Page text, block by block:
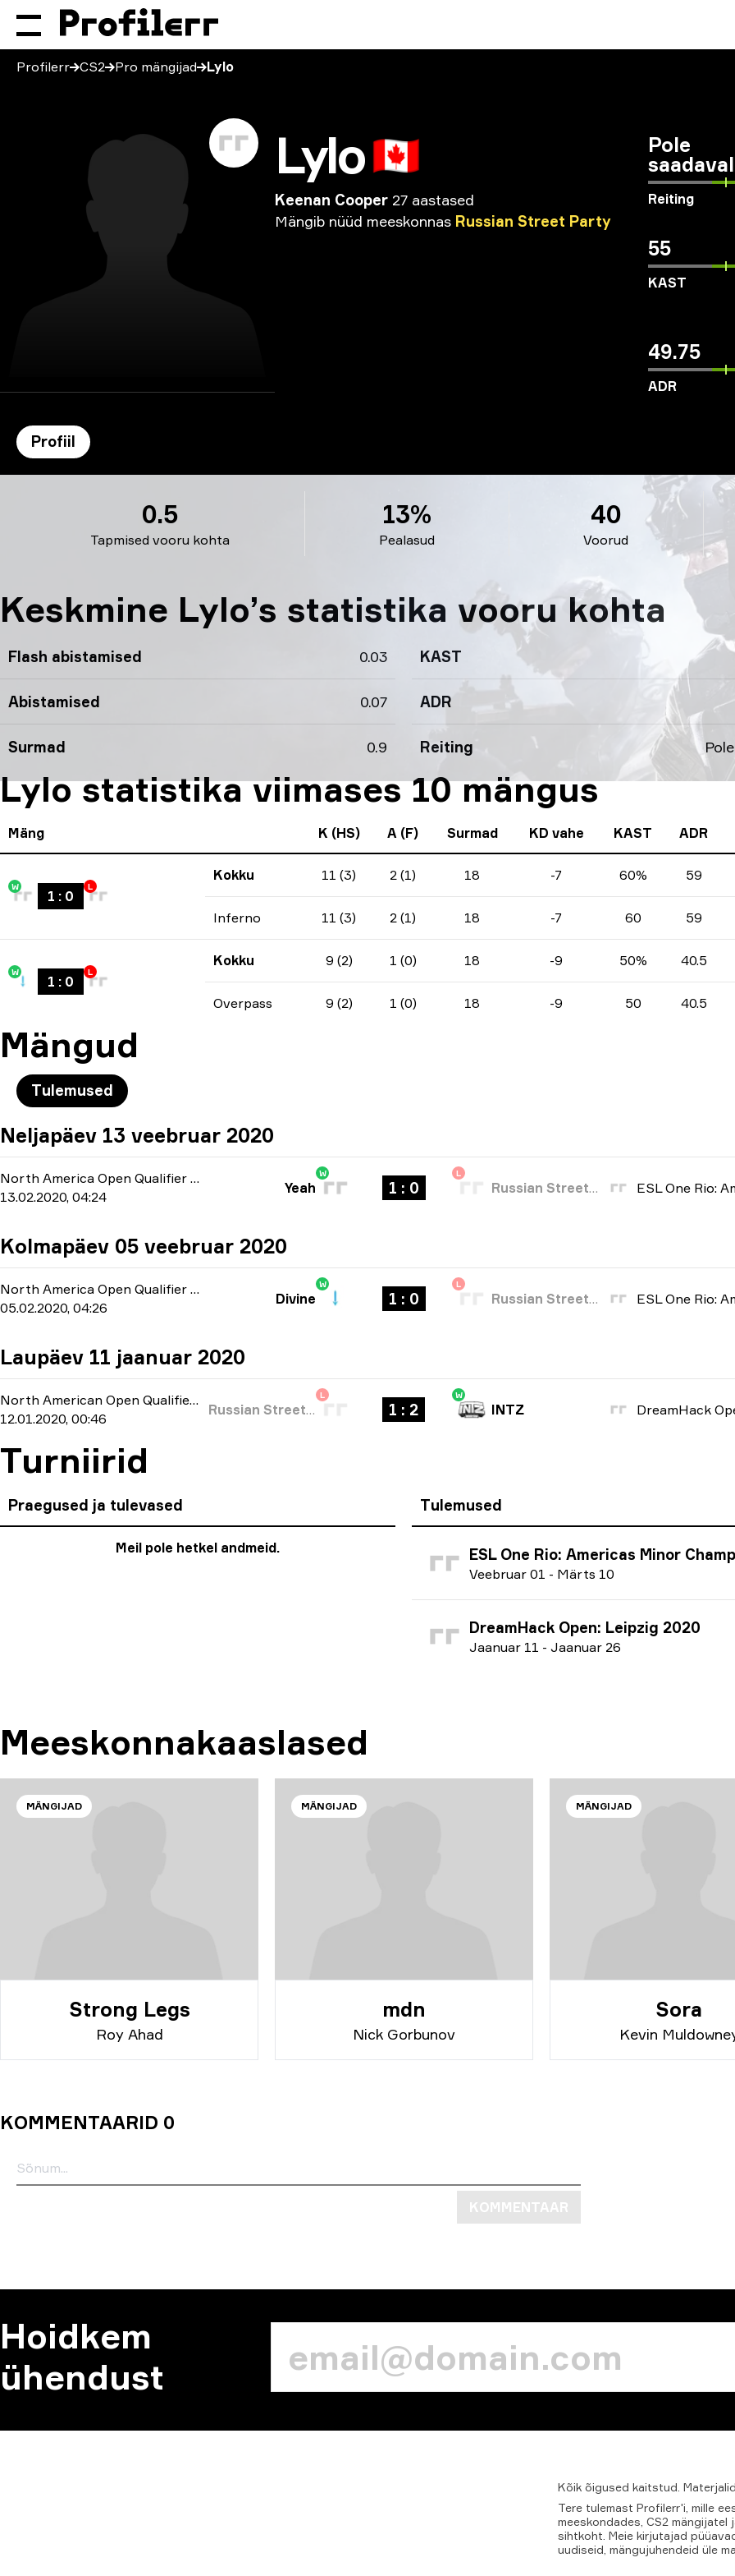
Profilerr CS2 Pro mängijad Lylo
Lylo 🇨🇦
Keenan Cooper 27 aastased
Mängib nüüd meeskonnas Russian Street Party
Pole
saadaval
Reiting
55
KAST
49.75
ADR
Profiil
Tapmised vooru kohta
0.5
Pealasud
13%
Voorud
40
Keskmine Lylo’s statistika vooru kohta
Flash abistamised 0.03 KAST
Abistamised 0.07 ADR
Surmad 0.9 Reiting
Lylo statistika viimases 10 mängus
Mäng K (HS) A (F) Surmad KD vahe KAST ADR
W
1 : 0
L
Kokku 11 (3) 2 (1) 18 -7 60% 59
Inferno 11 (3) 2 (1) 18 -7 60 59
W
1 : 0
L
Kokku 9 (2) 1 (0) 18 -9 50% 40.5
Overpass 9 (2) 1 (0) 18 -9 50 40.5
Mängud
Tulemused
Neljapäev 13 veebruar 2020
North America Open Qualifier 4
13.02.2020, 04:24
W
Yeah 1 : 0
L
Russian Street Party
Kolmapäev 05 veebruar 2020
North America Open Qualifier 2 -
05.02.2020, 04:26
W
Divine 1 : 0
L
Russian Street Party
Laupäev 11 jaanuar 2020
North American Open Qualifier -
12.01.2020, 00:46
L
Russian Street Party 1 : 2
W
INTZ
Turniirid
Praegused ja tulevased
Meil pole hetkel andmeid.
Tulemused
ESL One Rio: Americas Minor Championship
Veebruar 01 - Märts 10
DreamHack Open: Leipzig 2020
Jaanuar 11 - Jaanuar 26
Meeskonnakaaslased
MÄNGIJAD
Strong Legs
Roy Ahad
MÄNGIJAD
mdn
Nick Gorbunov
MÄNGIJAD
Sora
Kevin
KOMMENTAARID 0
KOMMENTAAR
Hoidkem
ühendust
Kõik õigused kaitstud.
Tere tulemast Profilerr'i, mille
meeskondades, CS2
sihtkoht. Meie kirjutajad
uudiseid, mängujuhendeid üle